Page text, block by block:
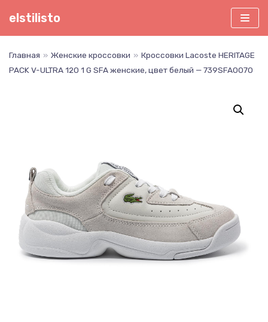
Перейти
elstilisto
Главная » Женские кроссовки » Кроссовки Lacoste HERITAGE
PACK V-ULTRA 120 1 G SFA женские, цвет белый — 739SFA0070